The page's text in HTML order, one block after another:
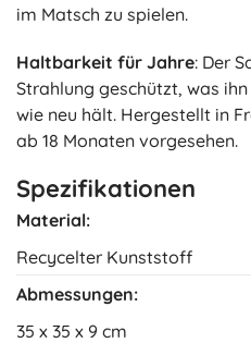
im Matsch zu spielen.
Haltbarkeit für Jahre: Der
Strahlung geschützt, was
wie neu hält. Hergestellt in
ab 18 Monaten vorgesehen.
Spezifikationen
Material:
Recycelter Kunststoff
Abmessungen:
35 x 35 x 9 cm